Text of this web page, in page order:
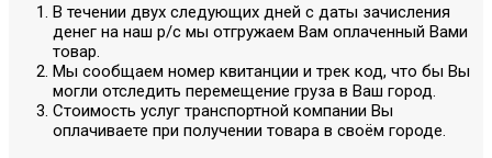
В течении двух следующих дней с даты зачисления
денег на наш р/с мы отгружаем Вам оплаченный Вами
товар.
Мы сообщаем номер квитанции и трек код, что бы Вы
могли отследить перемещение груза в Ваш город.
Стоимость услуг транспортной компании Вы
оплачиваете при получении товара в своём городе.